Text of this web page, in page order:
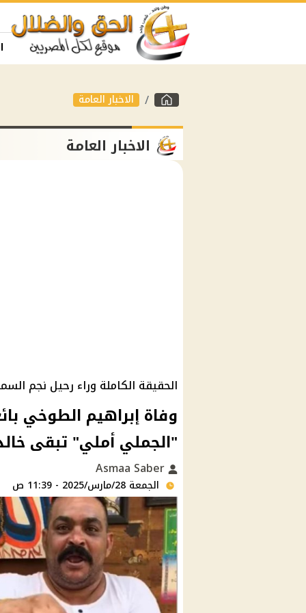
الاخبار العامة
الاخبار العامة
الحقيقة الكاملة وراء رحيل نجم
وفاة إبراهيم الطوخي
"الجملي أملي" تبقى
الجمعة 28/مارس/2025 - 11:39 ص